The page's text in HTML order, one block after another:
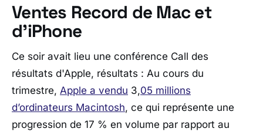
Ventes Record de Mac et
d’iPhone
Ce soir avait lieu une conférence Call des
résultats d'Apple, résultats : Au cours du
trimestre, Apple a vendu 3,05 millions
d’ordinateurs Macintosh, ce qui représente une
progression de 17 % en volume par rapport au